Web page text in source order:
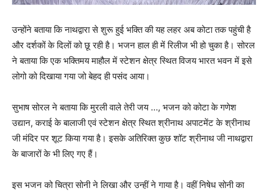
उन्होंने बताया कि नाथद्वारा से शुरू हुई भक्ति की यह लहर अब कोटा तक पहुंची है
और दर्शकों के दिलों को छू रही है। भजन हाल ही में रिलीज भी हो चुका है। सोरल
ने बताया कि एक भक्तिमय माहौल में स्टेशन क्षेत्र स्थित विजय भारत भवन में इसे
लोगो को दिखाया गया जो बेहद ही पसंद आया।
सुभाष सोरल ने बताया कि मुरली वाले तेरी जय …, भजन को कोटा के गणेश
उद्यान, कराई के बालाजी एवं स्टेशन क्षेत्र स्थित श्रीनाथ अपाटमेंट के श्रीनाथ
जी मंदिर पर शूट किया गया है। इसके अतिरिक्त कुछ शॉट श्रीनाथ जी नाथद्वारा
के बाजारों के भी लिए गए हैं।
इस भजन को चित्रा सोनी ने लिखा और उन्हीं ने गाया है। वहीं निषेध सोनी का